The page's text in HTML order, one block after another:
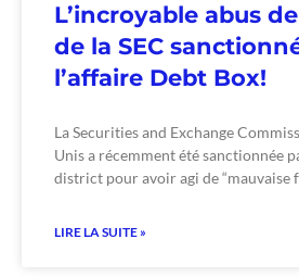
L’incroyable abus
de la SEC
l’affaire Debt Box!
La Securities and Exchange
Unis a récemment été sanctionnée
district pour avoir agi de “mauvaise
LIRE LA SUITE »